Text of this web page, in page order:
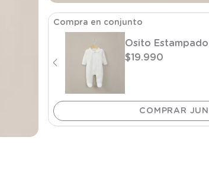
Compra en conjunto
Osito
$19.990